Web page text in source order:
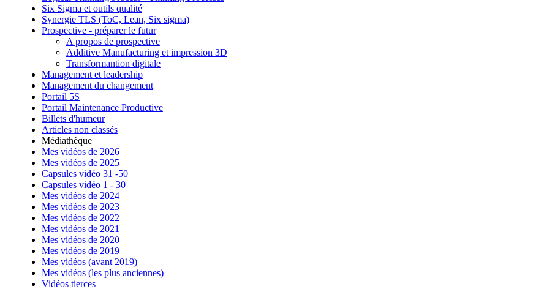
Six Sigma et outils qualité
Synergie TLS (ToC, Lean, Six sigma)
Prospective - préparer le futur
A propos de prospective
Additive Manufacturing et impression 3D
Transformantion digitale
Management et leadership
Management du changement
Portail 5S
Portail Maintenance Productive
Billets d'humeur
Articles non classés
Médiathèque
Mes vidéos de 2026
Mes vidéos de 2025
Capsules vidéo 31 -50
Capsules vidéo 1 - 30
Mes vidéos de 2024
Mes vidéos de 2023
Mes vidéos de 2022
Mes vidéos de 2021
Mes vidéos de 2020
Mes vidéos de 2019
Mes vidéos (avant 2019)
Mes vidéos (les plus anciennes)
Vidéos tierces